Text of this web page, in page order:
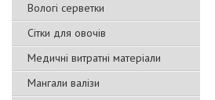
Вологі серветки
Сітки для овочів
Медичні витратні матеріали
Мангали валізи